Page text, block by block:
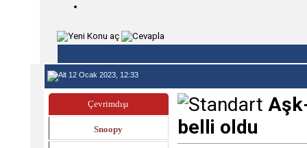
12 Ocak 2023, 12:33
Çevrimdışı
Snoopy
belli oldu